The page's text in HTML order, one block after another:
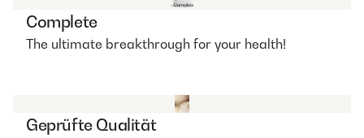
Complete
The ultimate breakthrough for your health!
Geprüfte Qualität